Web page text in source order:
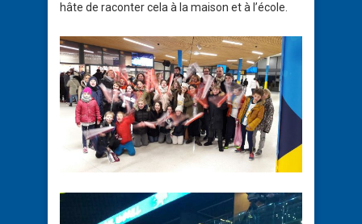
hâte de raconter cela à la maison et à l’école.